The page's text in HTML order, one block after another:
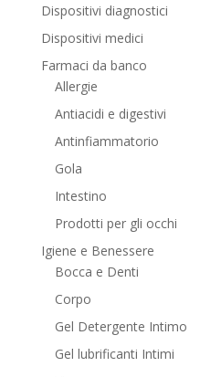
Dispositivi diagnostici
Dispositivi medici
Farmaci da banco
Allergie
Antiacidi e digestivi
Antinfiammatorio
Gola
Intestino
Prodotti per gli occhi
Igiene e Benessere
Bocca e Denti
Corpo
Gel Detergente Intimo
Gel lubrificanti Intimi